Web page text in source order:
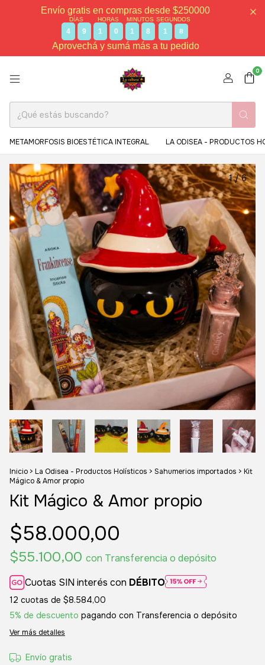
Envío gratis en compras desde $250000
DÍAS
4 9
HORAS
1 0
MINUTOS
1 8
SEGUNDOS
1 8
Aprovechá y sumá más a tu pedido
0
METAMORFOSIS BIOESTÉTICA INTEGRAL LA ODISEA - PRODUCTOS
1/6
Inicio > La Odisea - Productos Holísticos > Sahumerios importados > Kit
Mágico & Amor propio
Kit Mágico & Amor propio
$58.000,00
$55.100,00 con Transferencia o depósito
Cuotas SIN interés con DÉBITO
12 cuotas de $8.584,00
5% de descuento pagando con Transferencia o depósito
Ver más detalles
Envío gratis